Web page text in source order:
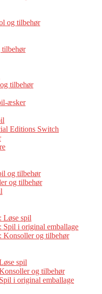
og tilbehør
tilbehør
æsker
Editions Switch
og tilbehør
og tilbehør
Løse spil
Spil i original emballage
Konsoller og tilbehør
spil
og tilbehør
i original emballage